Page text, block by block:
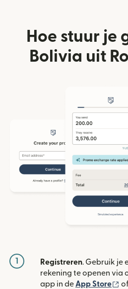
Hoe stuur je
Bolivia uit
1 Registreren. Gebruik je
rekening te openen via
app in de App Store of